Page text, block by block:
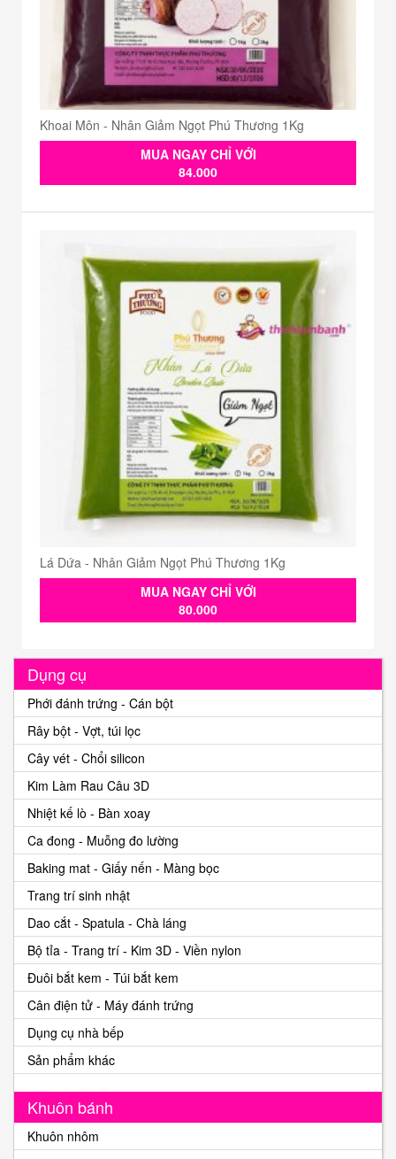
Khoai Môn - Nhân Giảm Ngọt Phú Thương 1Kg
MUA NGAY CHỈ VỚI
84.000
Lá Dứa - Nhân Giảm Ngọt Phú Thương 1Kg
MUA NGAY CHỈ VỚI
80.000
Dụng cụ
Phới đánh trứng - Cán bột
Rây bột - Vợt, túi lọc
Cây vét - Chổi silicon
Kim Làm Rau Câu 3D
Nhiệt kế lò - Bàn xoay
Ca đong - Muỗng đo lường
Baking mat - Giấy nến - Màng bọc
Trang trí sinh nhật
Dao cắt - Spatula - Chà láng
Bộ tỉa - Trang trí - Kim 3D - Viền nylon
Đuôi bắt kem - Túi bắt kem
Cân điện tử - Máy đánh trứng
Dụng cụ nhà bếp
Sản phẩm khác
Khuôn bánh
Khuôn nhôm